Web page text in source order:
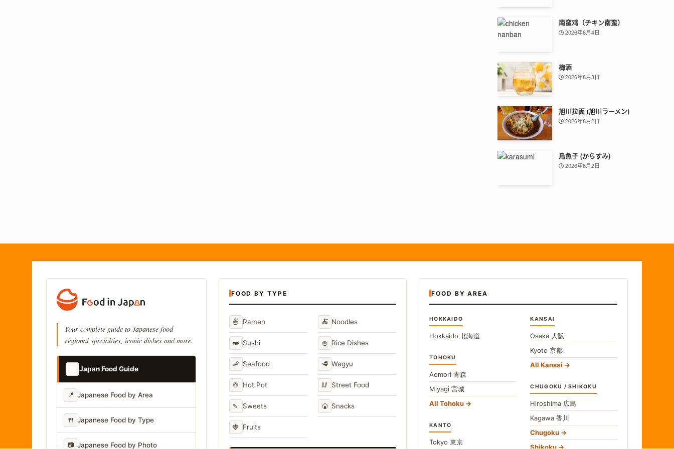
南蛮鸡（チキン南蛮）
2026年8月4日
梅酒
2026年8月3日
旭川拉面 (旭川ラーメン)
2026年8月2日
烏魚子 (からすみ)
2026年8月2日
Your complete guide to Japanese food
regional specialties, iconic dishes and more.
Japan Food Guide
📍 Japanese Food by Area
🍴 Japanese Food by Type
📷 Japanese Food by Photo
FOOD BY TYPE
🍜 Ramen 🍝 Noodles
🍣 Sushi 🍚 Rice Dishes
🦐 Seafood 🥩 Wagyu
🍲 Hot Pot 🥢 Street Food
🍡 Sweets 🍘 Snacks
🍓 Fruits
FOOD BY AREA
HOKKAIDO
Hokkaido 北海道
TOHOKU
Aomori 青森
Miyagi 宮城
All Tohoku
KANTO
Tokyo 東京
KANSAI
Osaka 大阪
Kyoto京都
All Kansai
CHUGOKU / SHIKOKU
Hiroshima 広島
Kagawa香川
Chugoku
Shikoku